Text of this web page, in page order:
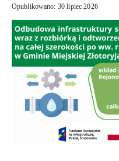
Opublikowano: 30 lipiec 2026